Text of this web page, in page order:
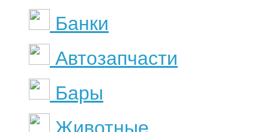
Банки
Автозапчасти
Бары
Животные